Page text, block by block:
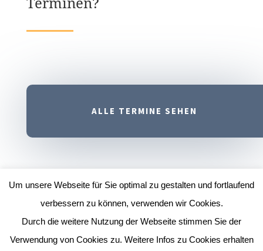
ALLE TERMINE SEHEN
Um unsere Webseite für Sie optimal zu gestalten und fortlaufend
verbessern zu können, verwenden wir Cookies.
Durch die weitere Nutzung der Webseite stimmen Sie der
Verwendung von Cookies zu. Weitere Infos zu Cookies erhalten